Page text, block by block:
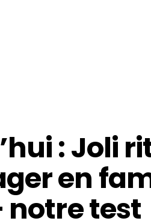
: Joli
en
notre test